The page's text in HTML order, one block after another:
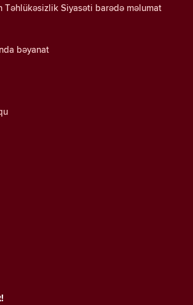
Təhlükəsizlik Siyasəti barədə məlumat
bəyanat